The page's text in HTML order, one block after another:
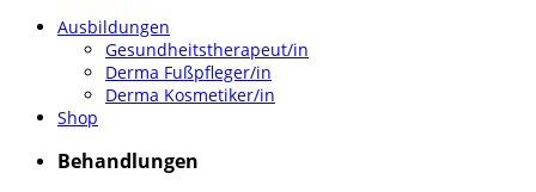
Ausbildungen
Gesundheitstherapeut/in
Derma Fußpfleger/in
Derma Kosmetiker/in
Shop
Behandlungen